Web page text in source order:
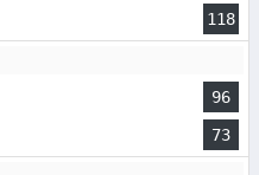
118
96
73